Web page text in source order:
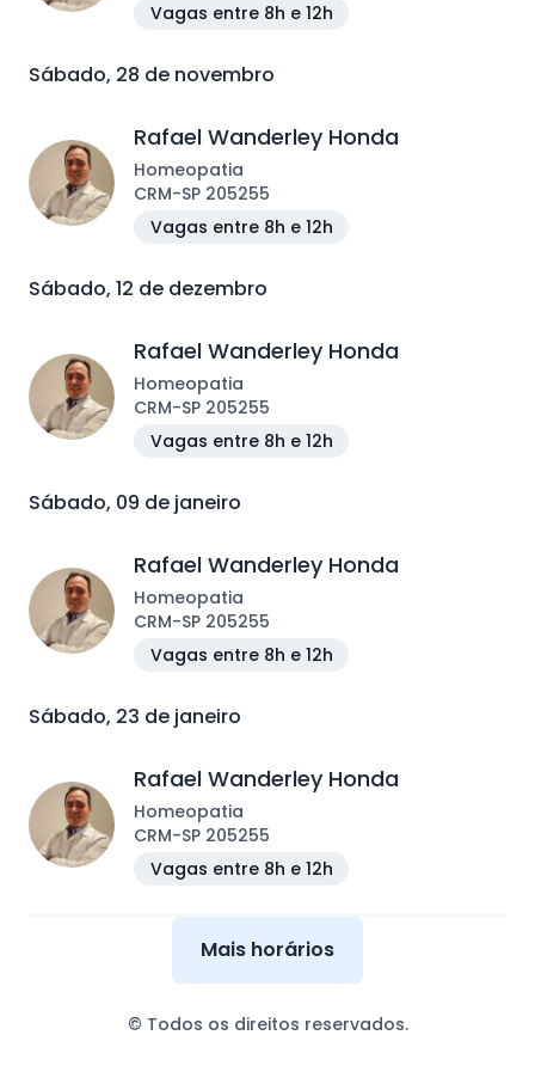
Vagas entre 8h e 12h
Sábado, 28 de novembro
Rafael Wanderley Honda
Homeopatia
CRM-SP 205255
Vagas entre 8h e 12h
Sábado, 12 de dezembro
Rafael Wanderley Honda
Homeopatia
CRM-SP 205255
Vagas entre 8h e 12h
Sábado, 09 de janeiro
Rafael Wanderley Honda
Homeopatia
CRM-SP 205255
Vagas entre 8h e 12h
Sábado, 23 de janeiro
Rafael Wanderley Honda
Homeopatia
CRM-SP 205255
Vagas entre 8h e 12h
Mais horários
© Todos os direitos reservados.